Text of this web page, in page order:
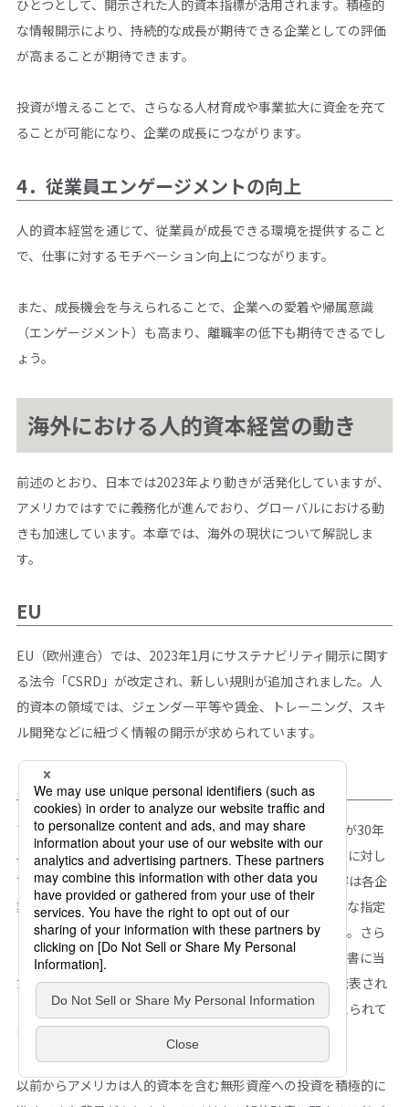
ひとつとして、開示された人的資本指標が活用されます。積極的
な情報開示により、持続的な成長が期待できる企業としての評価
が高まることが期待できます。
投資が増えることで、さらなる人材育成や事業拡大に資金を充て
ることが可能になり、企業の成長につながります。
4．従業員エンゲージメントの向上
人的資本経営を通じて、従業員が成長できる環境を提供すること
で、仕事に対するモチベーション向上につながります。
また、成長機会を与えられることで、企業への愛着や帰属意識
（エンゲージメント）も高まり、離職率の低下も期待できるでし
ょう。
海外における人的資本経営の動き
前述のとおり、日本では2023年より動きが活発化していますが、
アメリカではすでに義務化が進んでおり、グローバルにおける動
きも加速しています。本章では、海外の現状について解説しま
す。
EU
EU（欧州連合）では、2023年1月にサステナビリティ開示に関す
る法令「CSRD」が改定され、新しい規則が追加されました。人
的資本の領域では、ジェンダー平等や賃金、トレーニング、スキ
ル開発などに紐づく情報の開示が求められています。
アメリカ
アメリカでは、2020年8月に米国証券取引委員会（SEC）が30年
ぶりに人的資本開示ルールを改正し、アメリカの上場企業に対し
て人的資本に関する情報開示を義務化しました。開示内容は各企
業の自主性に任されており、現在開示すべき項目の具体的な指定
と、法律による義務化についての審議が進められています。さら
に、2023年9月には、「Form 10-k（日本の有価証券報告書に当
たるもの）」への人的資本の開示内容を強化する方針が発表され
ました。今後さらに情報開示の動きが加速していくと考えられて
います。
以前からアメリカは人的資本を含む無形資産への投資を積極的に